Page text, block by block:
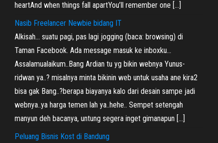
heartAnd when things fall apartYou’ll remember one […]
Nasib Freelancer Newbie bidang IT
Alkisah… suatu pagi, pas lagi jogging (baca: browsing) di
Taman Facebook. Ada message masuk ke inboxku…
Assalamualaikum..Bang Ardian tu yg bikin webnya Yunus-
ridwan ya..? misalnya minta bikinin web untuk usaha ane kira2
bisa gak Bang..?berapa biayanya kalo dari desain sampe jadi
webnya..ya harga temen lah ya..hehe.. Sempet setengah
manyun deh bacanya, untung segera inget gimanapun […]
Peluang Bisnis Kost di Bandung